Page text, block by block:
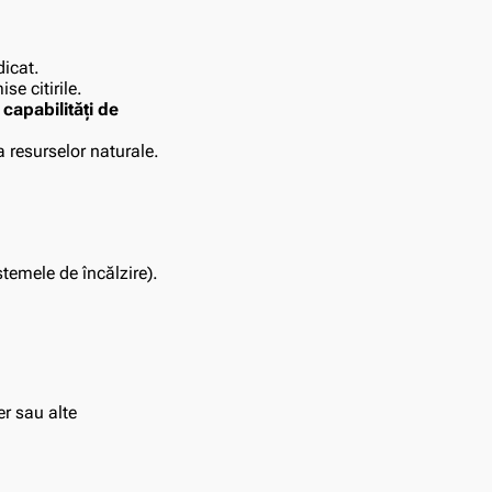
citirile.
capabilități de
resurselor naturale.
de încălzire).
sau alte